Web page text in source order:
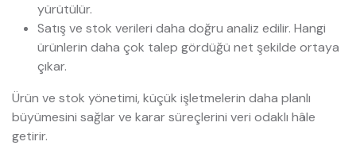
yürütülür.
Satış ve stok verileri daha doğru analiz edilir. Hangi
ürünlerin daha çok talep gördüğü net şekilde ortaya
çıkar.
Ürün ve stok yönetimi, küçük işletmelerin daha planlı
büyümesini sağlar ve karar süreçlerini veri odaklı hâle
getirir.